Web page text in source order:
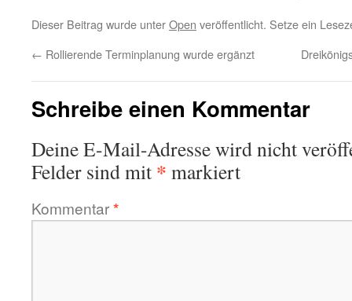
Dieser Beitrag wurde unterOpen veröffentlicht. Setze ein
← Rollierende Terminplanung wurde ergänzt
Schreibe einen Kommentar
Deine E-Mail-Adresse wird nicht
Felder sind mit * markiert
Kommentar*